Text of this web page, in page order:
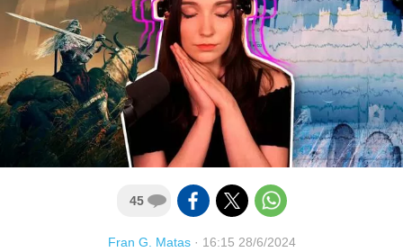
45
Fran G. Matas· 16:15 28/6/2024